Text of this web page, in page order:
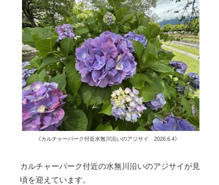
《カルチャーパーク付近水無川沿いのアジサイ 2026.6.4》
カルチャーパーク付近の水無川沿いのアジサイが見
頃を迎えています。